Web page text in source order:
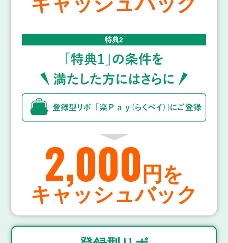
特典2
2,000 円を
キャッシュバック